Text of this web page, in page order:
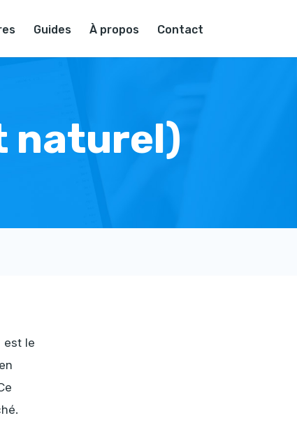
Guides À propos Contact
naturel)
est le